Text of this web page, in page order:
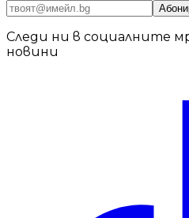
Следи ни в социалните
новини